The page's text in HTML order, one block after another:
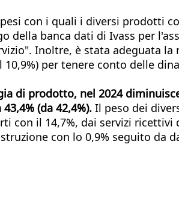
con i quali i diversi prodotti
banca dati di Ivass per
Inoltre, è stata adeguata
10,9%) per tenere conto delle
di prodotto, nel 2024
(da 42,4%). Il peso dei
con il 14,7%, dai servizi
con lo 0,9% seguito da